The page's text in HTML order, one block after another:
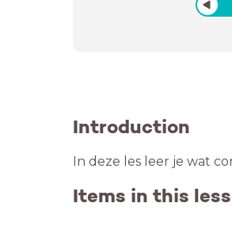
Introduction
In deze les leer je wat
Items in this